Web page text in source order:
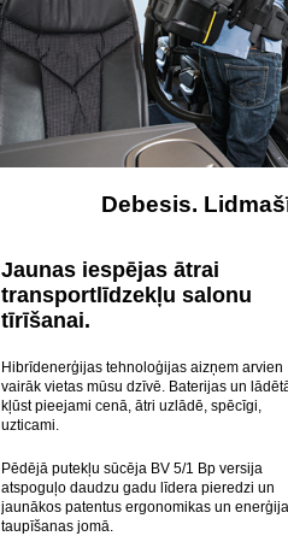
Debesis.
Jaunas iespējas ātrai
transportlīdzekļu salonu
tīrīšanai.
Hibrīdenerģijas tehnoloģijas aizņem arvien
vairāk vietas mūsu dzīvē. Baterijas un
kļūst pieejami cenā, ātri uzlādē, spēcīgi,
uzticami.
Pēdējā putekļu sūcēja BV 5/1 Bp versija
atspoguļo daudzu gadu līdera pieredzi un
jaunākos patentus ergonomikas un
taupīšanas jomā.